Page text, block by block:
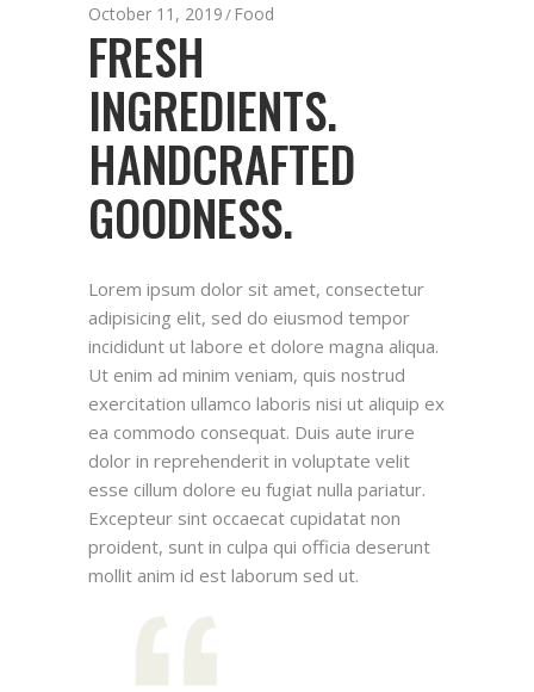
October 11, 2019 Food
FRESH
INGREDIENTS.
HANDCRAFTED
GOODNESS.
Lorem ipsum dolor sit amet, consectetur
adipisicing elit, sed do eiusmod tempor
incididunt ut labore et dolore magna aliqua.
Ut enim ad minim veniam, quis nostrud
exercitation ullamco laboris nisi ut aliquip ex
ea commodo consequat. Duis aute irure
dolor in reprehenderit in voluptate velit
esse cillum dolore eu fugiat nulla pariatur.
Excepteur sint occaecat cupidatat non
proident, sunt in culpa qui officia deserunt
mollit anim id est laborum sed ut.